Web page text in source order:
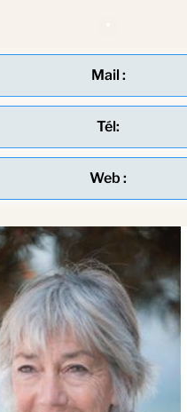
Mail :
Tél:
Web :